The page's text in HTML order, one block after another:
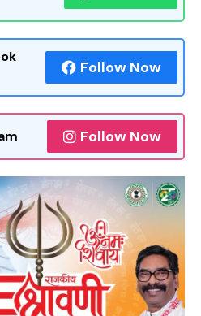
Follow Now
Follow Now